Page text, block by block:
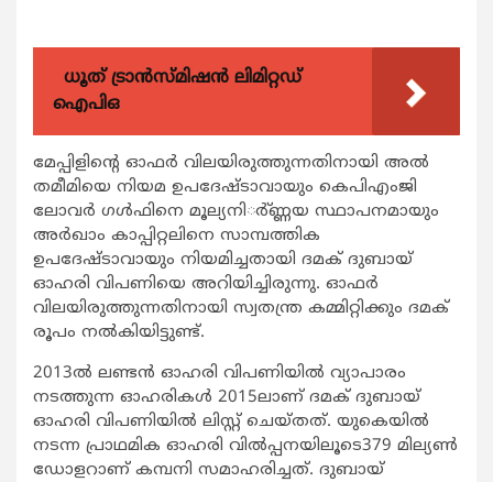
ധൂത് ട്രാൻസ്മിഷൻ ലിമിറ്റഡ്
ഐപിഒ
മേപ്പിളിന്റെ ഓഫര്‍ വിലയിരുത്തുന്നതിനായി അല്‍
തമീമിയെ നിയമ ഉപദേഷ്ടാവായും കെപിഎംജി
ലോവര്‍ ഗള്‍ഫിനെ മൂല്യനിര്‍്ണ്ണയ സ്ഥാപനമായും
അര്‍ഖാം കാപ്പിറ്റലിനെ സാമ്പത്തിക
ഉപദേഷ്ടാവായും നിയമിച്ചതായി ദമക് ദുബായ്
ഓഹരി വിപണിയെ അറിയിച്ചിരുന്നു. ഓഫര്‍
വിലയിരുത്തുന്നതിനായി സ്വതന്ത്ര കമ്മിറ്റിക്കും ദമക്
രൂപം നല്‍കിയിട്ടുണ്ട്.
2013ല്‍ ലണ്ടന്‍ ഓഹരി വിപണിയില്‍ വ്യാപാരം
നടത്തുന്ന ഓഹരികള്‍ 2015ലാണ് ദമക് ദുബായ്
ഓഹരി വിപണിയില്‍ ലിസ്റ്റ് ചെയ്തത്. യുകെയില്‍
നടന്ന പ്രാഥമിക ഓഹരി വില്‍പ്പനയിലൂടെ379 മില്യണ്‍
ഡോളറാണ് കമ്പനി സമാഹരിച്ചത്. ദുബായ്